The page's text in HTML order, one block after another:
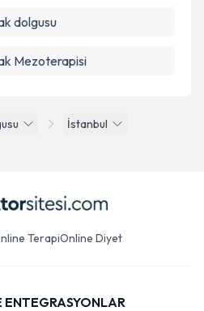
İstanbul
dolgusu
Mezoterapisi
TerapiOnline Diyet
ENTEGRASYONLAR